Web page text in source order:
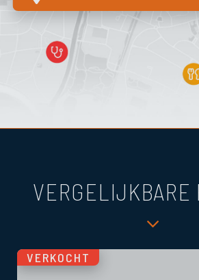
VERGELIJKBARE
VERKOCHT